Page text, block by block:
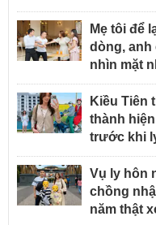
Mẹ tôi để
dòng, anh
nhìn mặt
Kiều Tiên
thành
trước khi
Vụ ly hôn
chồng
năm thật